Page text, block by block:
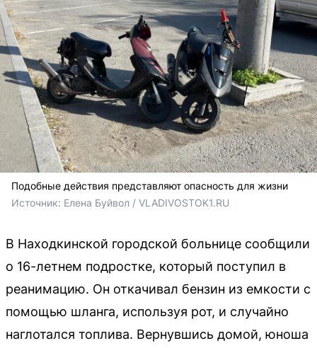
Подобные действия представляют опасность для жизни
Источник: Елена Буйвол / VLADIVOSTOK1.RU
В Находкинской городской больнице сообщили
о 16-летнем подростке, который поступил в
реанимацию. Он откачивал бензин из емкости с
помощью шланга, используя рот, и случайно
наглотался топлива. Вернувшись домой, юноша